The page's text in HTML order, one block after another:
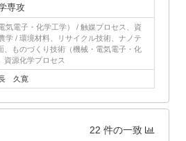
専攻
気電子・化学工学） / 触媒プロセス、資
学 / 環境材料、リサイクル技術、ナノテ
、ものづくり技術（機械・電気電子・化
資源化学プロセス
久寛
22 件の一致